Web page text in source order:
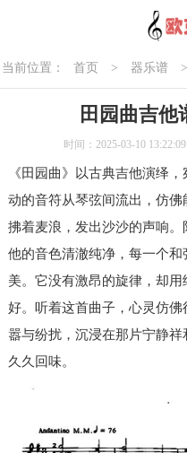
当前位置： 首页 > 器乐谱 >
田园曲吉他
时间：2025-03-10 13:22:09
《田园曲》以古典吉他演绎
动的音符从琴弦间流出，仿
拂着麦浪，发出沙沙的声响
他的音色清澈纯净，每一个
美。它没有激昂的旋律，却
好。听着这首曲子，心灵仿
嚣与纷扰，沉浸在那片宁静祥
久久回味。